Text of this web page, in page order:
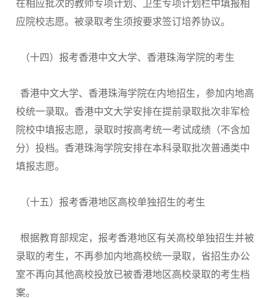
在相应批次的教师专项计划、卫生专项计划栏中填报相
应院校志愿。被录取考生须按要求签订培养协议。
（十四）报考香港中文大学、香港珠海学院的考生
香港中文大学、香港珠海学院在内地招生，参加内地高
校统一录取。香港中文大学安排在提前录取批次非军检
院校中填报志愿，录取时按高考统一考试成绩（不含加
分）投档。香港珠海学院安排在本科录取批次普通类中
填报志愿。
（十五）报考香港地区高校单独招生的考生
根据教育部规定，报考香港地区有关高校单独招生并被
录取的考生，不再参加内地高校统一录取，省招生办公
室不再向其他高校投放已被香港地区高校录取的考生档
案。